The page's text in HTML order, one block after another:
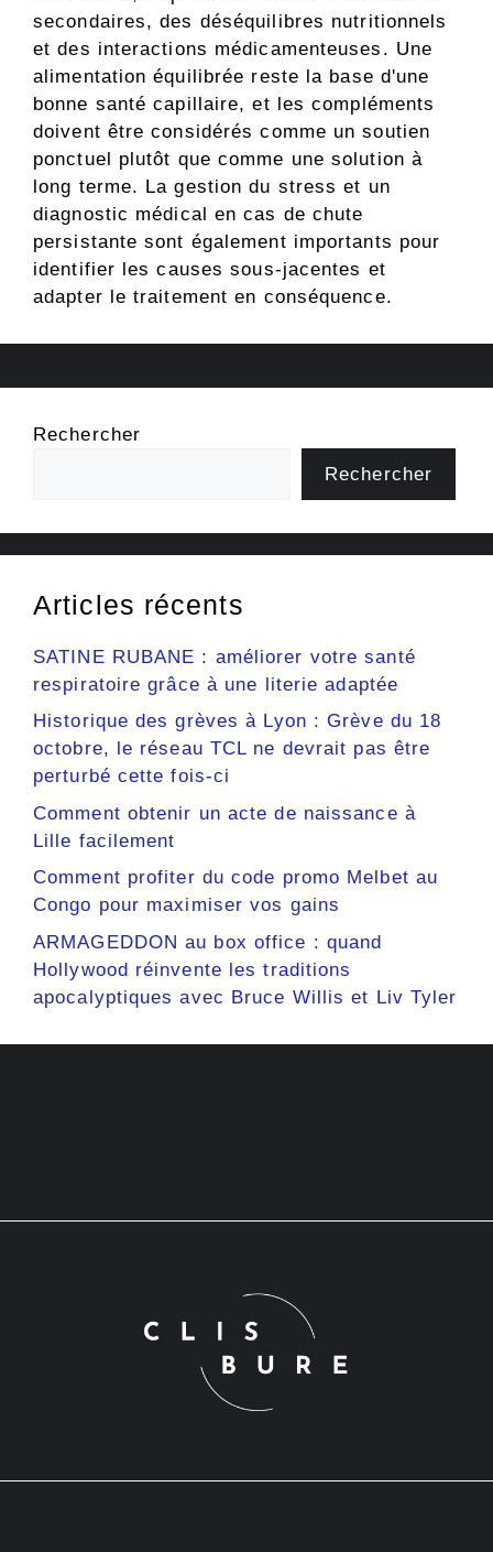
secondaires, des déséquilibres nutritionnels
et des interactions médicamenteuses. Une
alimentation équilibrée reste la base d'une
bonne santé capillaire, et les compléments
doivent être considérés comme un soutien
ponctuel plutôt que comme une solution à
long terme. La gestion du stress et un
diagnostic médical en cas de chute
persistante sont également importants pour
identifier les causes sous-jacentes et
adapter le traitement en conséquence.
Rechercher
Rechercher
Articles récents
SATINE RUBANE : améliorer votre santé
respiratoire grâce à une literie adaptée
Historique des grèves à Lyon : Grève du 18
octobre, le réseau TCL ne devrait pas être
perturbé cette fois-ci
Comment obtenir un acte de naissance à
Lille facilement
Comment profiter du code promo Melbet au
Congo pour maximiser vos gains
ARMAGEDDON au box office : quand
Hollywood réinvente les traditions
apocalyptiques avec Bruce Willis et Liv Tyler